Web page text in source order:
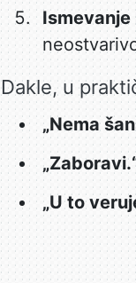
Dakle, u
„Nema
„U to